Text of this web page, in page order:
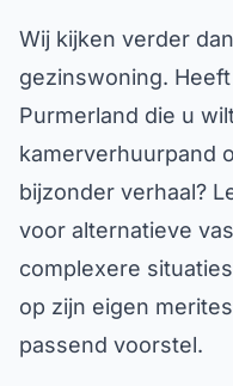
Wij kijken verder
gezinswoning.
Purmerland die u
kamerverhuurpand
bijzonder verhaal?
voor alternatieve
complexere
op zijn eigen
passend voorstel.